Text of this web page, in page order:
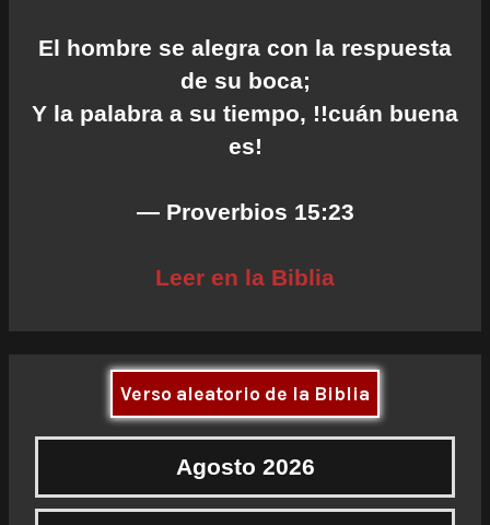
El hombre se alegra con la respuesta
de su boca;
Y la palabra a su tiempo, !!cuán buena
es!
— Proverbios 15:23
Leer en la Biblia
Verso aleatorio de la Biblia
Agosto 2026